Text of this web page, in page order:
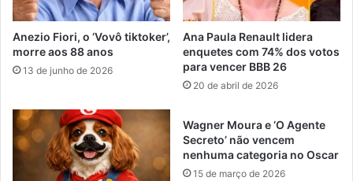
Anezio Fiori, o ‘Vovô tiktoker’,
morre aos 88 anos
13 de junho de 2026
Ana Paula Renault lidera
enquetes com 74% dos votos
para vencer BBB 26
20 de abril de 2026
Wagner Moura e ‘O Agente
Secreto’ não vencem
nenhuma categoria no Oscar
15 de março de 2026